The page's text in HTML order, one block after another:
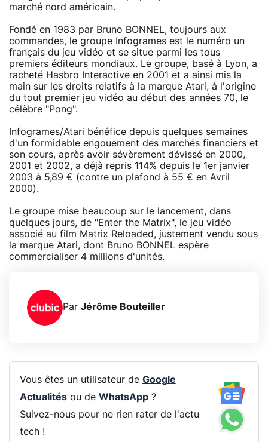
marché nord américain.
Fondé en 1983 par Bruno BONNEL, toujours aux
commandes, le groupe Infogrames est le numéro un
français du jeu vidéo et se situe parmi les tous
premiers éditeurs mondiaux. Le groupe, basé à Lyon, a
racheté Hasbro Interactive en 2001 et a ainsi mis la
main sur les droits relatifs à la marque Atari, à l'origine
du tout premier jeu vidéo au début des années 70, le
célèbre "Pong".
Infogrames/Atari bénéfice depuis quelques semaines
d'un formidable engouement des marchés financiers et
son cours, après avoir sévèrement dévissé en 2000,
2001 et 2002, a déjà repris 114% depuis le 1er janvier
2003 à 5,89 € (contre un plafond à 55 € en Avril
2000).
Le groupe mise beaucoup sur le lancement, dans
quelques jours, de "Enter the Matrix", le jeu vidéo
associé au film Matrix Reloaded, justement vendu sous
la marque Atari, dont Bruno BONNEL espère
commercialiser 4 millions d'unités.
Par Jérôme Bouteiller
Vous êtes un utilisateur de Google
Actualitésou de WhatsApp?
Suivez-nous pour ne rien rater de l'actu
tech !